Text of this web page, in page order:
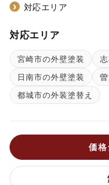
対応エリア
対応エリア
宮崎市の外壁塗装
日南市の外壁塗装
都城市の外装塗替え
価格